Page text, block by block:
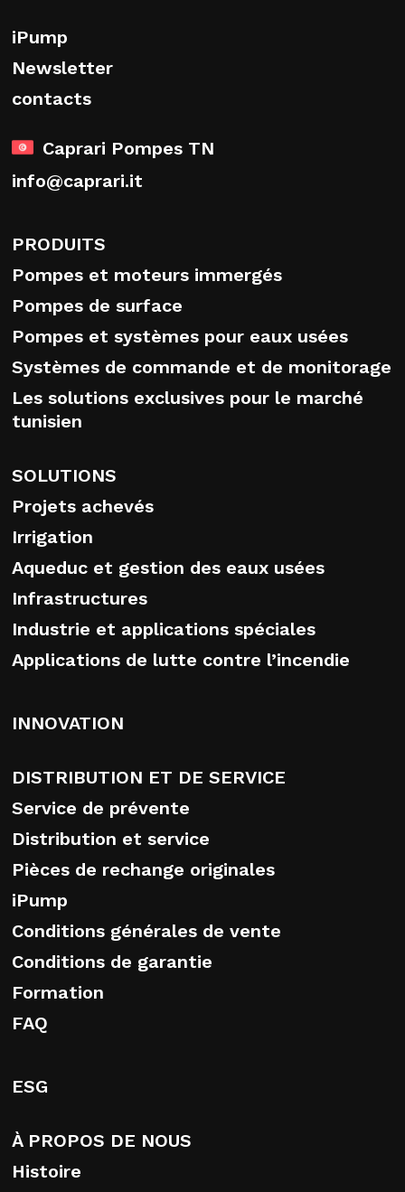
iPump
Newsletter
contacts
Caprari Pompes TN
info@caprari.it
PRODUITS
Pompes et moteurs immergés
Pompes de surface
Pompes et systèmes pour eaux usées
Systèmes de commande et de monitorage
Les solutions exclusives pour le marché
tunisien
SOLUTIONS
Projets achevés
Irrigation
Aqueduc et gestion des eaux usées
Infrastructures
Industrie et applications spéciales
Applications de lutte contre l’incendie
INNOVATION
DISTRIBUTION ET DE SERVICE
Service de prévente
Distribution et service
Pièces de rechange originales
iPump
Conditions générales de vente
Conditions de garantie
Formation
FAQ
ESG
À PROPOS DE NOUS
Histoire